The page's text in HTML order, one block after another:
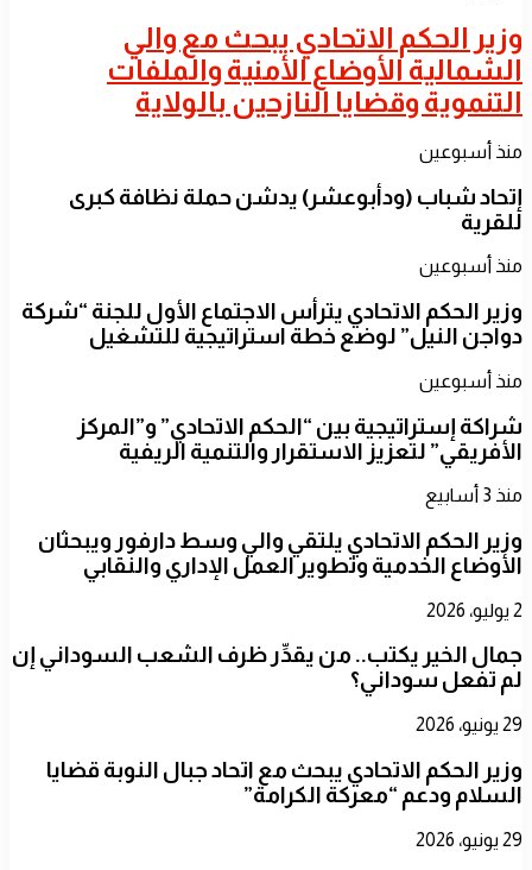
​وزير الحكم الاتحادي يبحث مع والي
الشمالية الأوضاع الأمنية والملفات
التنموية وقضايا النازحين بالولاية
منذ أسبوعين
إتحاد شباب (ودأبوعشر) يدشن حملة نظافة كبرى
للقرية
منذ أسبوعين
وزير الحكم الاتحادي يترأس الاجتماع الأول للجنة “شركة
دواجن النيل” لوضع خطة استراتيجية للتشغيل
منذ أسبوعين
شراكة إستراتيجية بين “الحكم الاتحادي” و”المركز
الأفريقي” لتعزيز الاستقرار والتنمية الريفية
منذ 3 أسابيع
​وزير الحكم الاتحادي يلتقي والي وسط دارفور ويبحثان
الأوضاع الخدمية وتطوير العمل الإداري والنقابي
2 يوليو، 2026
جمال الخير يكتب.. من يقدِّر ظرف الشعب السوداني إن
لم تفعل سوداني؟
29 يونيو، 2026
​وزير الحكم الاتحادي يبحث مع اتحاد جبال النوبة قضايا
السلام ودعم “معركة الكرامة”
29 يونيو، 2026